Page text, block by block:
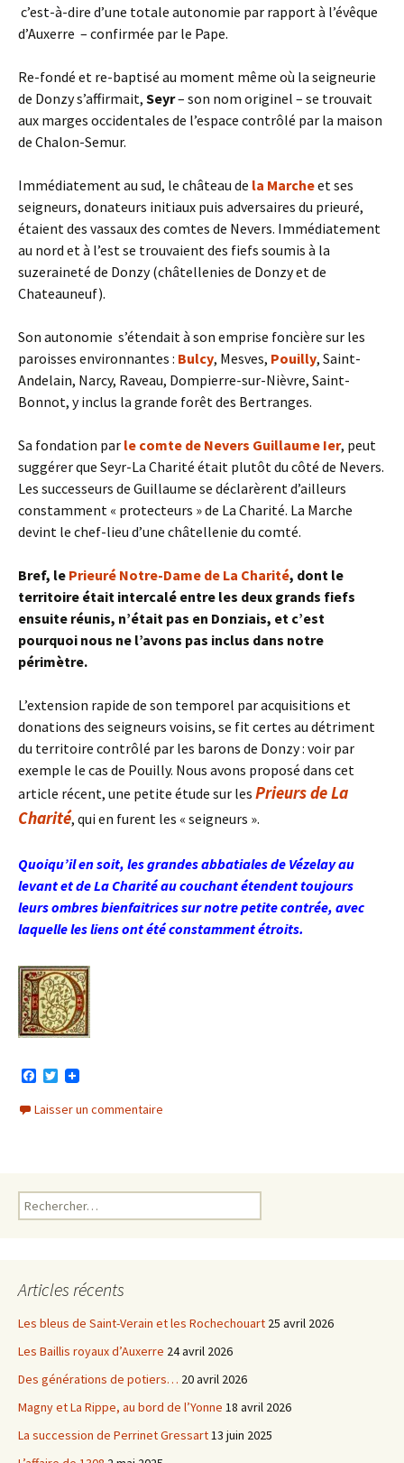
c’est-à-dire d’une totale autonomie par rapport à l’évêque
d’Auxerre – confirmée par le Pape.
Re-fondé et re-baptisé au moment même où la seigneurie
de Donzy s’affirmait, Seyr– son nom originel – se trouvait
aux marges occidentales de l’espace contrôlé par la maison
de Chalon-Semur.
Immédiatement au sud, le château de la Marcheet ses
seigneurs, donateurs initiaux puis adversaires du prieuré,
étaient des vassaux des comtes de Nevers. Immédiatement
au nord et à l’est se trouvaient des fiefs soumis à la
suzeraineté de Donzy (châtellenies de Donzy et de
Chateauneuf).
Son autonomie s’étendait à son emprise foncière sur les
paroisses environnantes : Bulcy, Mesves, Pouilly, Saint-
Andelain, Narcy, Raveau, Dompierre-sur-Nièvre, Saint-
Bonnot, y inclus la grande forêt des Bertranges.
Sa fondation par le comte de Nevers Guillaume Ier, peut
suggérer que Seyr-La Charité était plutôt du côté de Nevers.
Les successeurs de Guillaume se déclarèrent d’ailleurs
constamment « protecteurs » de La Charité. La Marche
devint le chef-lieu d’une châtellenie du comté.
Bref, le Prieuré Notre-Dame de La Charité, dont le
territoire était intercalé entre les deux grands fiefs
ensuite réunis, n’était pas en Donziais, et c’est
pourquoi nous ne l’avons pas inclus dans notre
périmètre.
L’extension rapide de son temporel par acquisitions et
donations des seigneurs voisins, se fit certes au détriment
du territoire contrôlé par les barons de Donzy : voir par
exemple le cas de Pouilly. Nous avons proposé dans cet
article récent, une petite étude sur les Prieurs de La
Charité, qui en furent les « seigneurs ».
Quoiqu’il en soit, les grandes abbatiales de Vézelay au
levant et de La Charité au couchant étendent toujours
leurs ombres bienfaitrices sur notre petite contrée, avec
laquelle les liens ont été constamment étroits.
c
e
T
i
t
Laisser un commentaire
Rechercher :
Articles récents
Les bleus de Saint-Verain et les Rochechouart 25 avril 2026
Les Baillis royaux d’Auxerre 24 avril 2026
Des générations de potiers… 20 avril 2026
Magny et La Rippe, au bord de l’Yonne 18 avril 2026
La succession de Perrinet Gressart13 juin 2025